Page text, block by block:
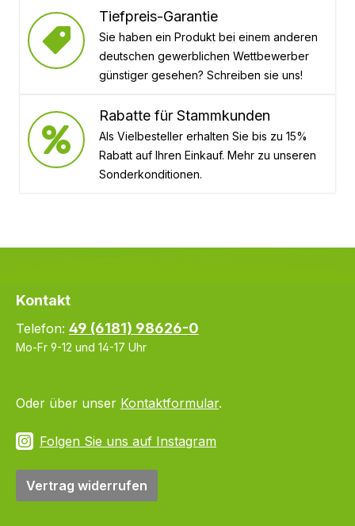
Tiefpreis-Garantie
Sie haben ein Produkt bei einem anderen
deutschen gewerblichen Wettbewerber
günstiger gesehen? Schreiben sie uns!
Rabatte für Stammkunden
Als Vielbesteller erhalten Sie bis zu 15%
Rabatt auf Ihren Einkauf. Mehr zu unseren
Sonderkonditionen.
Kontakt
Telefon: 49 (6181) 98626-0
Mo-Fr 9-12 und 14-17 Uhr
Oder über unser Kontaktformular.
Folgen Sie uns auf Instagram
Vertrag widerrufen